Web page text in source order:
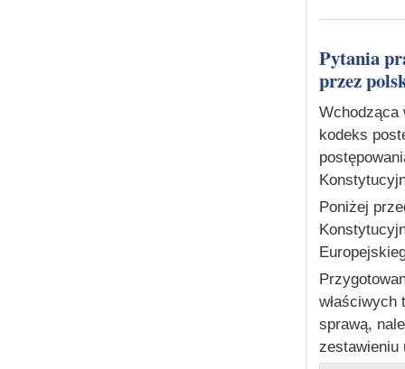
Pytania prawne zadane do TK oraz pytania prejudycjalne zadane
przez
Wchodząca
kodeks
Poniżej
właściwych
sprawą,
zestawieniu